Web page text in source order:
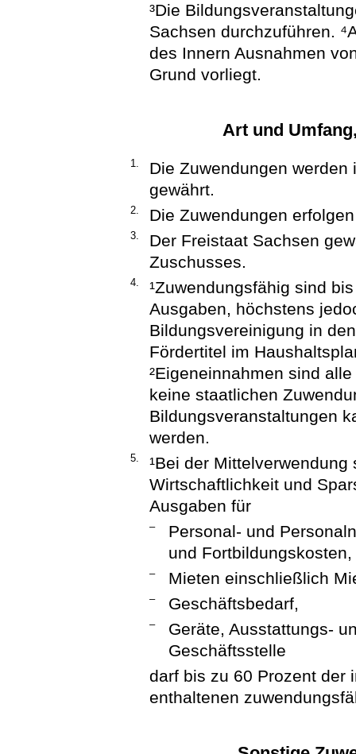
³Die
Sachsen durchzuführen.
des Innern Ausnahmen
Grund vorliegt.
Art und
1.
Die Zuwendungen
gewährt.
2. Die Zuwendungen
3.
Der Freistaat Sachsen
Zuschusses.
4.
¹Zuwendungsfähig sind
Ausgaben, höchstens
Bildungsvereinigung in
Fördertitel im
²Eigeneinnahmen sind
keine staatlichen
Bildungsveranstaltungen
werden.
5.
¹Bei der
Wirtschaftlichkeit und
Ausgaben für
–
Personal- und
und Fortbildungskosten,
– Mieten einschließlich
– Geschäftsbedarf,
–
Geräte, Ausstattungs-
Geschäftsstelle
darf bis zu 60 Prozent der
enthaltenen